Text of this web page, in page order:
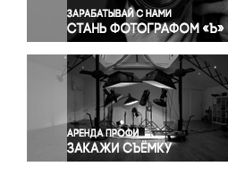
Происшествия и конфликты
Религия
Светская жизнь
Спорт
Экология
Экономика и бизнес